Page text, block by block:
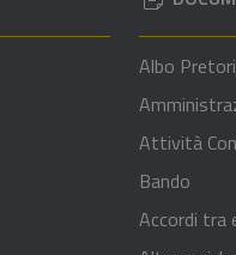
Albo
Attività
Bando
Accordi tra